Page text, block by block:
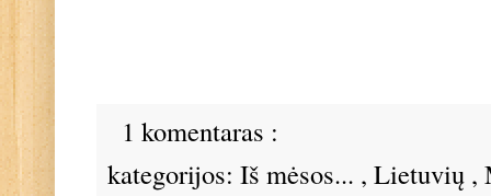
1 komentaras :
kategorijos: Iš mėsos... , Lietuvių ,